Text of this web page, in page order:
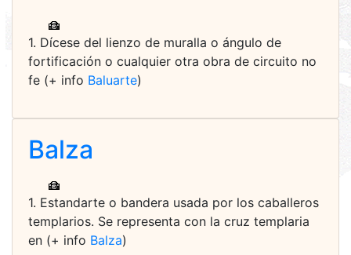
1. Dícese del lienzo de muralla o ángulo de
fortificación o cualquier otra obra de circuito no
fe (+ info Baluarte)
Balza
1. Estandarte o bandera usada por los caballeros
templarios. Se representa con la cruz templaria
en (+ info Balza)